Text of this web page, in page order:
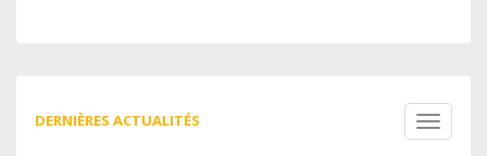
DERNIÈRES ACTUALITÉS
Toggle